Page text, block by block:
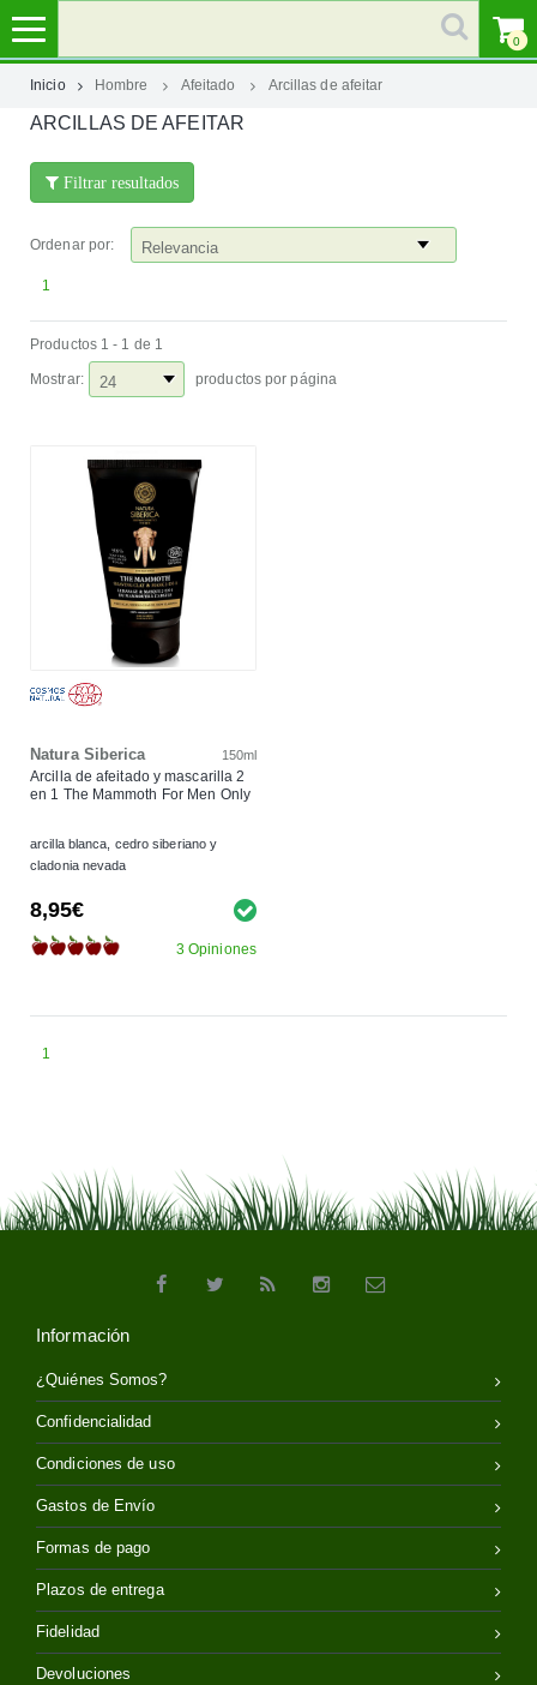
MI
CATEGORÍAS
AYUDA
0
Inicio Hombre Afeitado Arcillas de afeitar
ARCILLAS DE AFEITAR
Filtrar resultados
Ordenar por:
1
Productos 1 - 1 de 1
Mostrar: productos por página
Natura Siberica 150ml
Arcilla de afeitado y mascarilla 2
en 1 The Mammoth For Men Only
arcilla blanca, cedro siberiano y
cladonia nevada
8,95€
3 Opiniones
1
Información
¿Quiénes Somos?
Confidencialidad
Condiciones de uso
Gastos de Envío
Formas de pago
Plazos de entrega
Fidelidad
Devoluciones